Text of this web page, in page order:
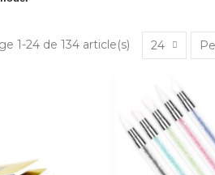
1-24 de 134 article(s) 24